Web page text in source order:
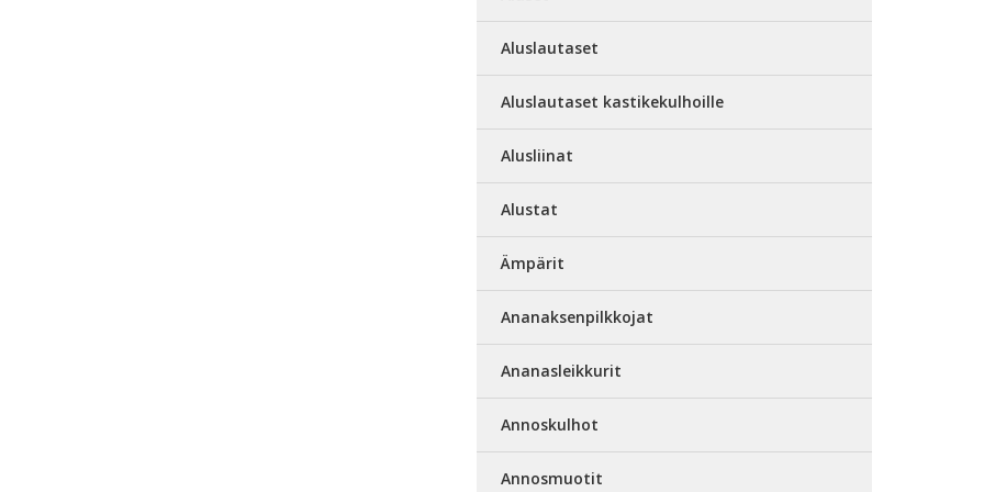
Aluslautaset
Aluslautaset kastikekulhoille
Alusliinat
Alustat
Ämpärit
Ananaksenpilkkojat
Ananasleikkurit
Annoskulhot
Annosmuotit